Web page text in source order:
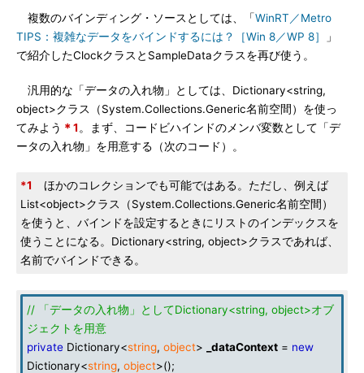
複数のバインディング・ソースとしては、「WinRT／Metro
TIPS：複雑なデータをバインドするには？［Win 8／WP 8］
」
で紹介したClockクラスとSampleDataクラスを再び使う。
汎用的な「データの入れ物」としては、Dictionary<string,
object>クラス（System.Collections.Generic名前空間）を使っ
てみよう ＊1 。まず、コードビハインドのメンバ変数として「デ
ータの入れ物」を用意する（次のコード）。
*1
ほかのコレクションでも可能ではある。ただし、例えば
List<object>クラス（System.Collections.Generic名前空間）
を使うと、バインドを設定するときにリストのインデックスを
使うことになる。Dictionary<string, object>クラスであれば、
名前でバインドできる。
// 「データの入れ物」としてDictionary<string, object>オブ
ジェクトを用意
private Dictionary<string, object> _dataContext = new
Dictionary<string, object>();